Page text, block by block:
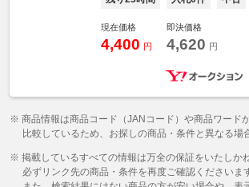
現在価格
4,400 円
即決価格
4,620 円
※ 商品情報は商品コード（JANコード）や商品ワード
比較しているため、お探しの商品・条件と異なる場
※ 掲載しているすべての情報は万全の保証をいたしか
必ずリンク先の商品・条件を再度ご確認くださいま